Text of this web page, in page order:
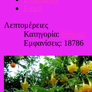
Email
Λεπτομέρειες
Κατηγορία: Θάμνοι
Εμφανίσεις: 18786